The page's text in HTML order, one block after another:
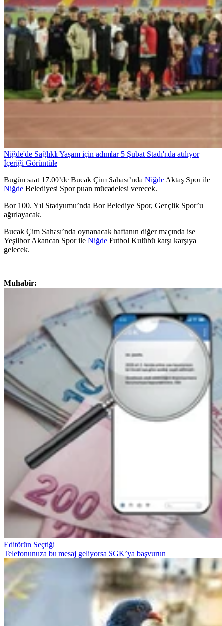
Niğde'de Sağlıklı Yaşam için adımlar 5 Şubat Stadı'nda atılıyor
İçeriği Görüntüle
Bugün saat 17.00’de Bucak Çim Sahası’nda NiğdeAktaş Spor ile
Niğde Belediyesi Spor puan mücadelesi verecek.
Bor 100. Yıl Stadyumu’nda Bor Belediye Spor, Gençlik Spor’u
ağırlayacak.
Bucak Çim Sahası’nda oynanacak haftanın diğer maçında ise
Yeşilbor Akancan Spor ile Niğde Futbol Kulübü karşı karşıya
gelecek.
Muhabir:
Editörün Seçtiği
Telefonunuza bu mesaj geliyorsa SGK’ya başvurun